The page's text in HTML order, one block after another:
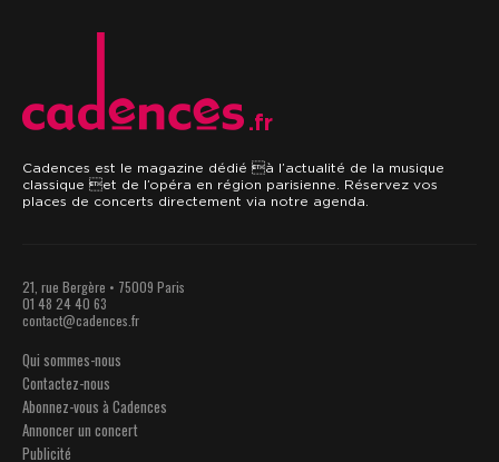
.fr
Cadences est le magazine dédié à l’actualité de la musique
classique et de l’opéra en région parisienne. Réservez vos
places de concerts directement via notre agenda.
21, rue Bergère • 75009 Paris
01 48 24 40 63
contact@cadences.fr
Qui sommes-nous
Contactez-nous
Abonnez-vous à Cadences
Annoncer un concert
Publicité